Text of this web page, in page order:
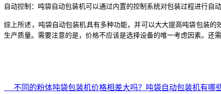
自动控制：吨袋自动包装机可以通过内置的控制系统对包装过程进行自
综上所述，吨袋自动包装机具有多种功能，并可以大大提高吨袋包装
生产质量。需要注意的是，价格不应该是选择设备的唯一考虑因素。还
不同的粉体吨袋包装机价格相差大吗？吨袋自动包装机有哪